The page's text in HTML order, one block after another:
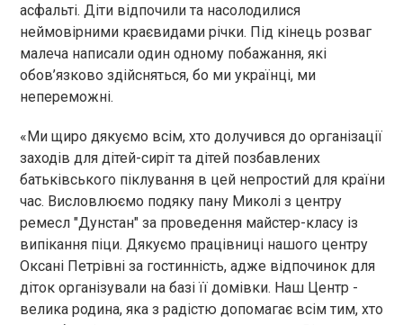
асфальті. Діти відпочили та насолодилися
неймовірними краєвидами річки. Під кінець розваг
малеча написали один одному побажання, які
обов’язково здійсняться, бо ми українці, ми
непереможні.
«Ми щиро дякуємо всім, хто долучився до організації
заходів для дітей-сиріт та дітей позбавлених
батьківського піклування в цей непростий для країни
час. Висловлюємо подяку пану Миколі з центру
ремесл "Дунстан" за проведення майстер-класу із
випікання піци. Дякуємо працівниці нашого центру
Оксані Петрівні за гостинність, адже відпочинок для
діток організували на базі її домівки. Наш Центр -
велика родина, яка з радістю допомагає всім тим, хто